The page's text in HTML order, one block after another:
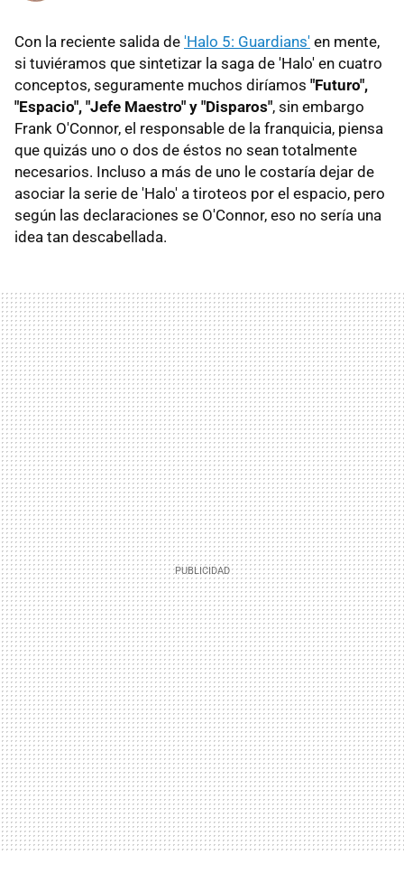
Con la reciente salida de 'Halo 5: Guardians' en mente,
si tuviéramos que sintetizar la saga de 'Halo' en cuatro
conceptos, seguramente muchos diríamos "Futuro",
"Espacio", "Jefe Maestro" y "Disparos", sin embargo
Frank O'Connor, el responsable de la franquicia, piensa
que quizás uno o dos de éstos no sean totalmente
necesarios. Incluso a más de uno le costaría dejar de
asociar la serie de 'Halo' a tiroteos por el espacio, pero
según las declaraciones se O'Connor, eso no sería una
idea tan descabellada.